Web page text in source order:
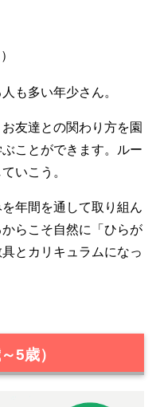
も多い年少さん。
友達との関わり方を園
ことができます。ルー
いこう。
年間を通して取り組ん
らこそ自然に「ひらが
とカリキュラムになっ
5歳）